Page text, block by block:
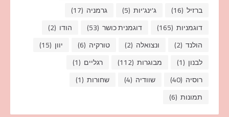
ברזיל (16) ג'ינג'יות (5) גרמניה (17)
דוגמניות (165) דוגמנית כושר (53) הודו (2)
הולנד (2) ונצואלה (2) טורקיה (6) יוון (15)
לבנון (1) מבוגרות (112) רגליים (1)
רוסיה (40) שוודיה (4) שחורות (1)
תמונות (6)